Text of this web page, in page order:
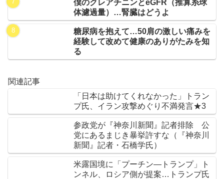
僕のクレアチニンとeGFR（推算糸球
体濾過量）…腎臓はどうよ
糖尿病を抱えて…50肩の激しい痛みを
経験して改めて健康のありがたみを知
る
関連記事
「日本は助けてくれなかった」トラン
プ氏、イラン攻撃めぐり不満発言★3
参政党が『神奈川新聞』記者排除 公
党にあるまじき暴挙許すな（『神奈川
新聞』記者・石橋学氏）
米露国境に「プーチン―トランプ」ト
ンネル、ロシア側が提案…トランプ氏